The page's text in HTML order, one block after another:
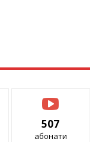
507
абонати